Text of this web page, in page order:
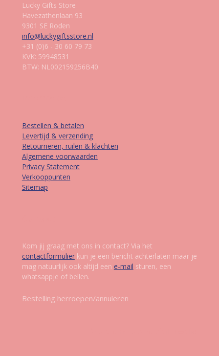
Lucky Gifts Store
Havezathenlaan 93
9301 SE Roden
info@luckygiftsstore.nl
+31 (0)6 - 30 60 79 73
KVK: 59948531
BTW: NL002159256B40
Bestellen & betalen
Levertijd & verzending
Retourneren, ruilen & klachten
Algemene voorwaarden
Privacy Statement
Verkooppunten
Sitemap
Kom jij graag met ons in contact? Via het
contactformulierkun je een bericht achterlaten maar je
mag natuurlijk ook altijd een e-mail sturen, een
whatsappje of bellen.
Bestelling herroepen/annuleren